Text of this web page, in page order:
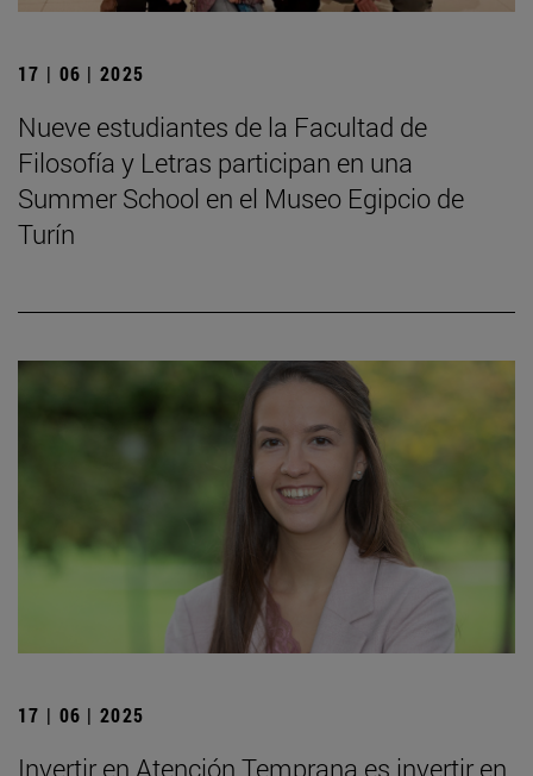
17 | 06 | 2025
Nueve estudiantes de la Facultad de
Filosofía y Letras participan en una
Summer School en el Museo Egipcio de
Turín
17 | 06 | 2025
Invertir en Atención Temprana es invertir en